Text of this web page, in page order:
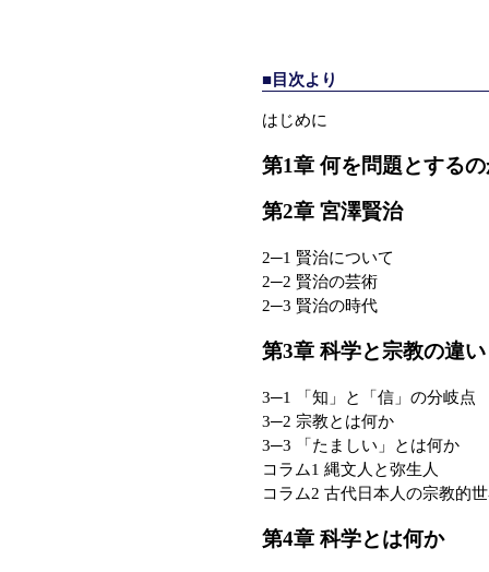
■目次より
はじめに
第1章 何を問題とする
第2章 宮澤賢治
2─1 賢治について
2─2 賢治の芸術
2─3 賢治の時代
第3章 科学と宗教の違い
3─1 「知」と「信」の分岐点
3─2 宗教とは何か
3─3 「たましい」とは何か
コラム1 縄文人と弥生人
コラム2 古代日本人の宗教的
第4章 科学とは何か